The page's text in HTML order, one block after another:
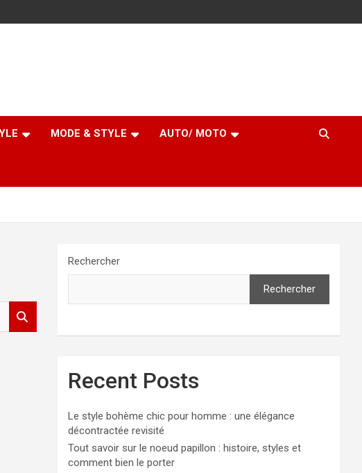
MODE & STYLE AUTO/ MOTO
Rechercher
Rechercher
Recent Posts
Le style bohème chic pour homme : une élégance
décontractée revisité
Tout savoir sur le noeud papillon : histoire, styles et
comment bien le porter